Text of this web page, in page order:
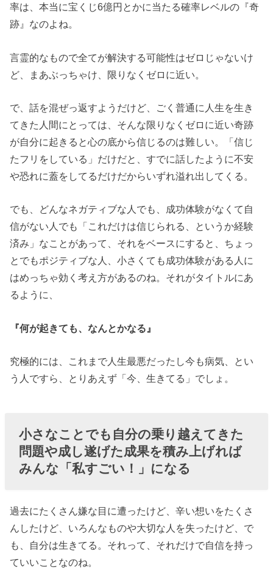
率は、本当に宝くじ6億円とかに当たる確率レベルの『奇
跡』なのよね。
言霊的なもので全てが解決する可能性はゼロじゃないけ
ど、まあぶっちゃけ、限りなくゼロに近い。
で、話を混ぜっ返すようだけど、ごく普通に人生を生き
てきた人間にとっては、そんな限りなくゼロに近い奇跡
が自分に起きると心の底から信じるのは難しい。「信じ
たフリをしている」だけだと、すでに話したように不安
や恐れに蓋をしてるだけだからいずれ溢れ出してくる。
でも、どんなネガティブな人でも、成功体験がなくて自
信がない人でも「これだけは信じられる、というか経験
済み」なことがあって、それをベースにすると、ちょっ
とでもポジティブな人、小さくても成功体験がある人に
はめっちゃ効く考え方があるのね。それがタイトルにあ
るように、
『何が起きても、なんとかなる』
究極的には、これまで人生最悪だったし今も病気、とい
う人ですら、とりあえず「今、生きてる」でしょ。
小さなことでも自分の乗り越えてきた
問題や成し遂げた成果を積み上げれば
みんな「私すごい！」になる
過去にたくさん嫌な目に遭ったけど、辛い想いをたくさ
んしたけど、いろんなものや大切な人を失ったけど、で
も、自分は生きてる。それって、それだけで自信を持っ
ていいことなのね。